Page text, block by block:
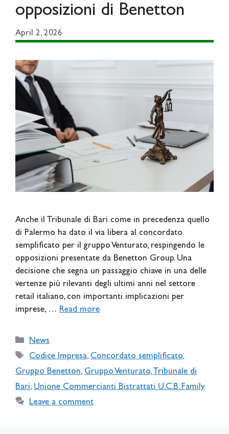
opposizioni di Benetton
April 2, 2026
Anche il Tribunale di Bari come in precedenza quello
di Palermo ha dato il via libera al concordato
semplificato per il gruppo Venturato, respingendo le
opposizioni presentate da Benetton Group. Una
decisione che segna un passaggio chiave in una delle
vertenze più rilevanti degli ultimi anni nel settore
retail italiano, con importanti implicazioni per
imprese, … Read more
Categories
News
Tags
Codice Impresa, Concordato semplificato,
Gruppo Benetton, Gruppo Venturato, Tribunale di
Bari, Unione Commercianti Bistrattati U.C.B. Family
Leave a comment